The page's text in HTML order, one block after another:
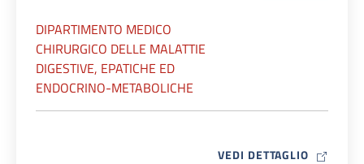
DIPARTIMENTO MEDICO
CHIRURGICO DELLE MALATTIE
DIGESTIVE, EPATICHE ED
ENDOCRINO-METABOLICHE
VEDI DETTAGLIO MAP ICON